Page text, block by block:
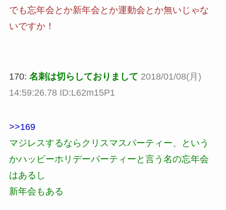
でも忘年会とか新年会とか運動会とか無いじゃな
いですか！
170: 名刺は切らしておりまして 2018/01/08(月)
14:59:26.78 ID:L62m15P1
>>169
マジレスするならクリスマスパーティー、という
かハッピーホリデーパーティーと言う名の忘年会
はあるし
新年会もある